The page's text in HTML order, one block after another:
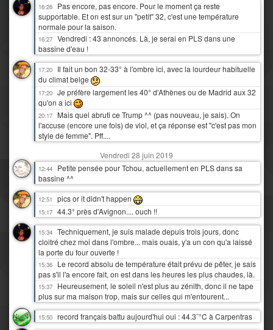
16:26
Pas encore, pas encore. Pour le moment ça reste
supportable. Et on est sur un "petit" 32, c'est une température
normale pour la saison.
16:27 Vendredi : 43 annoncés. Là, je serai en PLS dans une
bassine d'eau !
17:20
Il fait un bon 32-33° à l'ombre ici, avec la lourdeur habituelle
du climat belge
17:20 Je préfère largement les 40° d'Athènes ou de Madrid aux 32
qu'on a ici
20:17
Mais quel abruti ce Trump ^^ (pas nouveau, je sais). On
l'accuse (encore une fois) de viol, et ça réponse est "c'est pas mon
style de femme". Pff....
Vendredi 28 juin 2019
12:44
Petite pensée pour Tchou, actuellement en PLS dans sa
bassine ^^
12:51 pics or it didn't happen
15:17 44.3° près d'Avignon.... ouch !!
15:34 Techniquement, je suis malade depuis trois jours, donc
cloitré chez moi dans l'ombre... mais ouais, y'a un con qu'a laissé
la porte du four ouverte !
15:36
Le record absolu de température était prévu de pêter, je sais
pas s'il l'a encore fait, on est dans les heures les plus chaudes, là.
15:37
Heureusement, le soleil n'est plus au zénith, donc il ne tape
plus sur ma maison trop, mais sur celles qui m'entourent...
15:50 record français battu aujourd'hui oui : 44.3¨°C à Carpentras